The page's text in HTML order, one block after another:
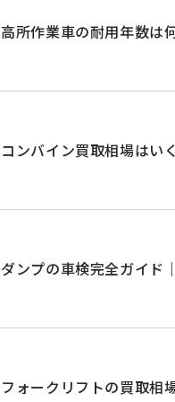
高所作業車の耐用年数は
コンバイン買取相場はい
ダンプの車検完全ガイド
フォークリフトの買取相